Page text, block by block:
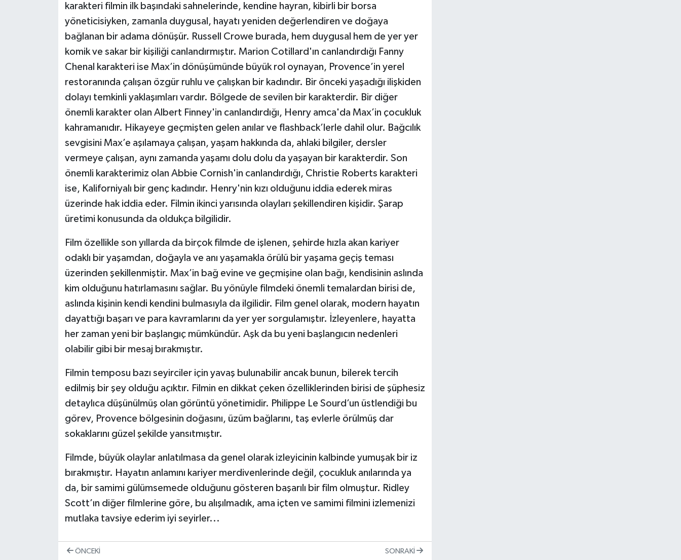
karakteri filmin ilk başındaki sahnelerinde, kendine hayran, kibirli bir borsa
yöneticisiyken, zamanla duygusal, hayatı yeniden değerlendiren ve doğaya
bağlanan bir adama dönüşür. Russell Crowe burada, hem duygusal hem de yer yer
komik ve sakar bir kişiliği canlandırmıştır. Marion Cotillard'ın canlandırdığı Fanny
Chenal karakteri ise Max’in dönüşümünde büyük rol oynayan, Provence’in yerel
restoranında çalışan özgür ruhlu ve çalışkan bir kadındır. Bir önceki yaşadığı ilişkiden
dolayı temkinli yaklaşımları vardır. Bölgede de sevilen bir karakterdir. Bir diğer
önemli karakter olan Albert Finney'in canlandırdığı, Henry amca'da Max’in çocukluk
kahramanıdır. Hikayeye geçmişten gelen anılar ve flashback’lerle dahil olur. Bağcılık
sevgisini Max’e aşılamaya çalışan, yaşam hakkında da, ahlaki bilgiler, dersler
vermeye çalışan, aynı zamanda yaşamı dolu dolu da yaşayan bir karakterdir. Son
önemli karakterimiz olan Abbie Cornish'in canlandırdığı, Christie Roberts karakteri
ise, Kaliforniyalı bir genç kadındır. Henry'nin kızı olduğunu iddia ederek miras
üzerinde hak iddia eder. Filmin ikinci yarısında olayları şekillendiren kişidir. Şarap
üretimi konusunda da oldukça bilgilidir.
Film özellikle son yıllarda da birçok filmde de işlenen, şehirde hızla akan kariyer
odaklı bir yaşamdan, doğayla ve anı yaşamakla örülü bir yaşama geçiş teması
üzerinden şekillenmiştir. Max’in bağ evine ve geçmişine olan bağı, kendisinin aslında
kim olduğunu hatırlamasını sağlar. Bu yönüyle filmdeki önemli temalardan birisi de,
aslında kişinin kendi kendini bulmasıyla da ilgilidir. Film genel olarak, modern hayatın
dayattığı başarı ve para kavramlarını da yer yer sorgulamıştır. İzleyenlere, hayatta
her zaman yeni bir başlangıç mümkündür. Aşk da bu yeni başlangıcın nedenleri
olabilir gibi bir mesaj bırakmıştır.
Filmin temposu bazı seyirciler için yavaş bulunabilir ancak bunun, bilerek tercih
edilmiş bir şey olduğu açıktır. Filmin en dikkat çeken özelliklerinden birisi de şüphesiz
detaylıca düşünülmüş olan görüntü yönetimidir. Philippe Le Sourd’un üstlendiği bu
görev, Provence bölgesinin doğasını, üzüm bağlarını, taş evlerle örülmüş dar
sokaklarını güzel şekilde yansıtmıştır.
Filmde, büyük olaylar anlatılmasa da genel olarak izleyicinin kalbinde yumuşak bir iz
bırakmıştır. Hayatın anlamını kariyer merdivenlerinde değil, çocukluk anılarında ya
da, bir samimi gülümsemede olduğunu gösteren başarılı bir film olmuştur. Ridley
Scott’ın diğer filmlerine göre, bu alışılmadık, ama içten ve samimi filmini izlemenizi
mutlaka tavsiye ederim iyi seyirler...
ÖNCEKI SONRAKI